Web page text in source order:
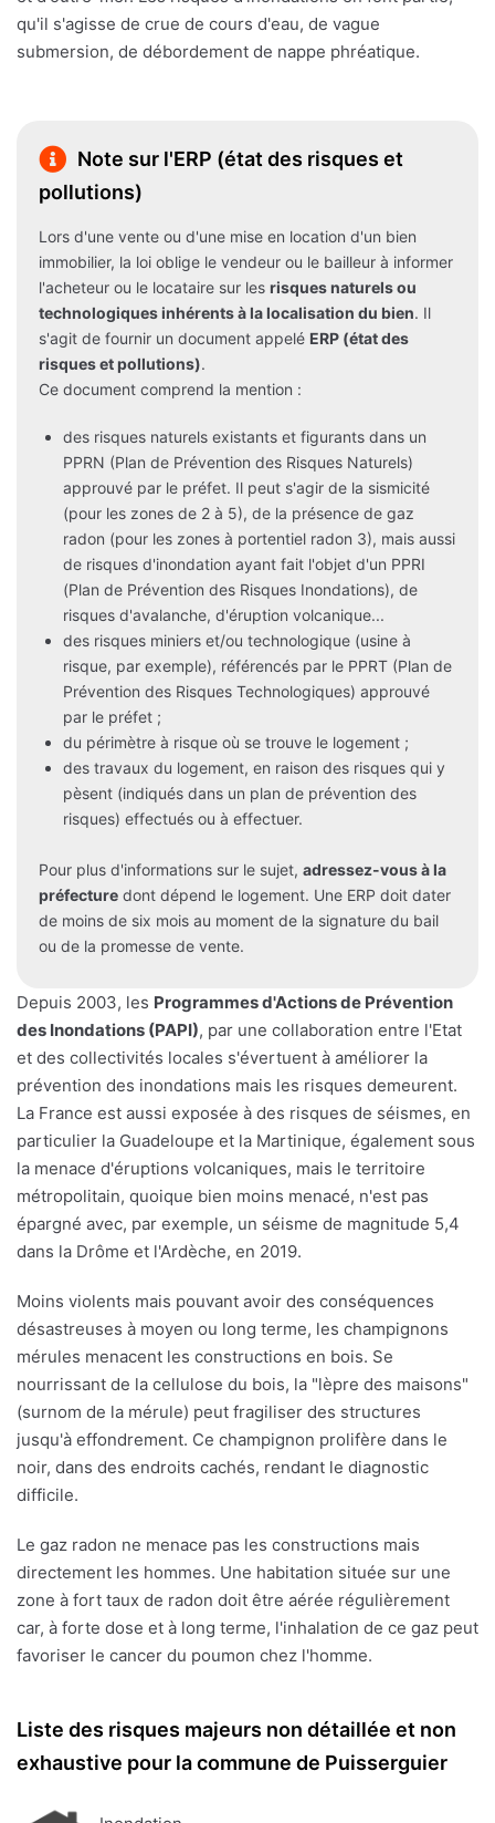
qu'il s'agisse de crue de cours d'eau, de vague
submersion, de débordement de nappe phréatique.
Note sur l'ERP (état des risques et
pollutions)
Lors d'une vente ou d'une mise en location d'un bien
immobilier, la loi oblige le vendeur ou le bailleur à informer
l'acheteur ou le locataire sur les risques naturels ou
technologiques inhérents à la localisation du bien. Il
s'agit de fournir un document appelé ERP (état des
risques et pollutions).
Ce document comprend la mention :
des risques naturels existants et figurants dans un
PPRN (Plan de Prévention des Risques Naturels)
approuvé par le préfet. Il peut s'agir de la sismicité
(pour les zones de 2 à 5), de la présence de gaz
radon (pour les zones à portentiel radon 3), mais aussi
de risques d'inondation ayant fait l'objet d'un PPRI
(Plan de Prévention des Risques Inondations), de
risques d'avalanche, d'éruption volcanique...
des risques miniers et/ou technologique (usine à
risque, par exemple), référencés par le PPRT (Plan de
Prévention des Risques Technologiques) approuvé
par le préfet ;
du périmètre à risque où se trouve le logement ;
des travaux du logement, en raison des risques qui y
pèsent (indiqués dans un plan de prévention des
risques) effectués ou à effectuer.
Pour plus d'informations sur le sujet, adressez-vous à la
préfecture dont dépend le logement. Une ERP doit dater
de moins de six mois au moment de la signature du bail
ou de la promesse de vente.
Depuis 2003, les Programmes d'Actions de Prévention
des Inondations (PAPI), par une collaboration entre l'Etat
et des collectivités locales s'évertuent à améliorer la
prévention des inondations mais les risques demeurent.
La France est aussi exposée à des risques de séismes, en
particulier la Guadeloupe et la Martinique, également sous
la menace d'éruptions volcaniques, mais le territoire
métropolitain, quoique bien moins menacé, n'est pas
épargné avec, par exemple, un séisme de magnitude 5,4
dans la Drôme et l'Ardèche, en 2019.
Moins violents mais pouvant avoir des conséquences
désastreuses à moyen ou long terme, les champignons
mérules menacent les constructions en bois. Se
nourrissant de la cellulose du bois, la "lèpre des maisons"
(surnom de la mérule) peut fragiliser des structures
jusqu'à effondrement. Ce champignon prolifère dans le
noir, dans des endroits cachés, rendant le diagnostic
difficile.
Le gaz radon ne menace pas les constructions mais
directement les hommes. Une habitation située sur une
zone à fort taux de radon doit être aérée régulièrement
car, à forte dose et à long terme, l'inhalation de ce gaz peut
favoriser le cancer du poumon chez l'homme.
Liste des risques majeurs non détaillée et non
exhaustive pour la commune de Puisserguier